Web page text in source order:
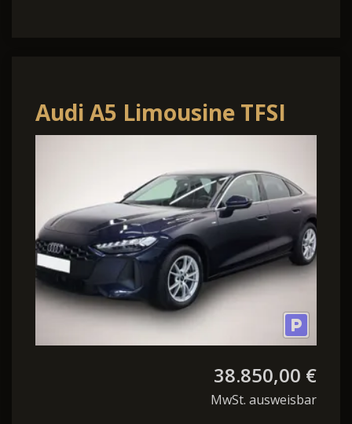
Audi A5 Limousine TFSI
38.850,00 €
MwSt. ausweisbar